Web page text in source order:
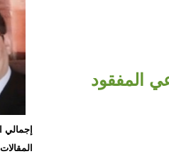
المفقود
إجمالي